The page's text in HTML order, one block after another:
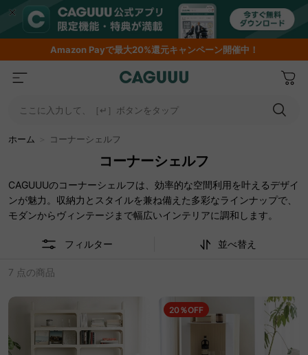
AmazonPayで最大20%還元キャンペーン開催中！
ここに入力して、［↵］ボタンをタップ
ホーム コーナーシェルフ
コーナーシェルフ
CAGUUUのコーナーシェルフは、効率的な空間利用を叶えるデザイ
ンが魅力。収納力とスタイルを兼ね備えた多彩なラインナップで、
モダンからヴィンテージまで幅広いインテリアに調和します。
フィルター 並べ替え
7 点の商品
20％OFF